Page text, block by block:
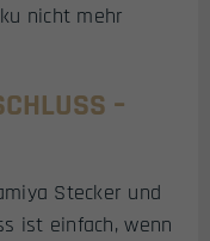
nicht mehr
–
Stecker und
ist einfach, wenn